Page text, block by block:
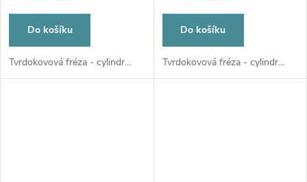
Do košíku
Tvrdokovová fréza - cylindr...
Do košíku
Tvrdokovová fréza - cylindr...